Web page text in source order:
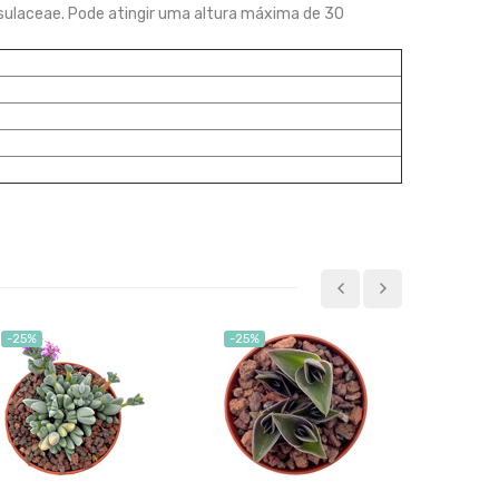
Pode atingir uma altura máxima de 30
-25% -25%